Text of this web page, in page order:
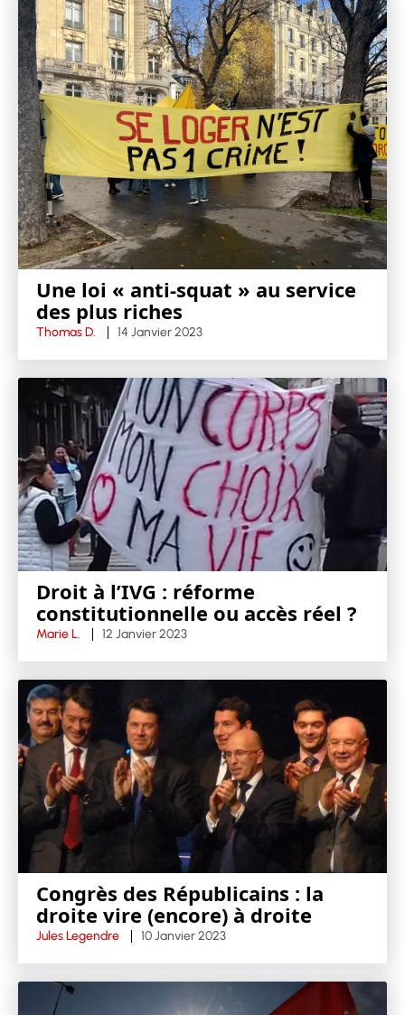
Une loi « anti-squat » au service
des plus riches
Thomas D. 14 Janvier 2023
Droit à l’IVG : réforme
constitutionnelle ou accès réel ?
Marie L. 12 Janvier 2023
Congrès des Républicains : la
droite vire (encore) à droite
Jules Legendre 10 Janvier 2023